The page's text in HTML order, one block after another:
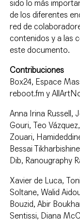
sido lo más
de los diferentes
red de
contenidos y a las
este documento.
Contribuciones
Box24, Espace
reboot.fm y
Anna Irina Russell,
Gouri, Teo
Zouari,
Bessai
Dib, Ranougraphy
Xavier de Luca,
Soltane, Walid
Bouzid, Abir
Sentissi, Diana